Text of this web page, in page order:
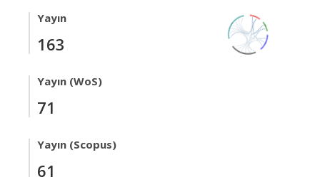
Yayın
163
Yayın (WoS)
71
Yayın (Scopus)
61